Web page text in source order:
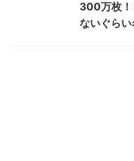
300万枚！
ないぐらい